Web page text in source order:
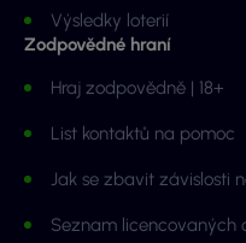
Výsledky loterií
Zodpovědné hraní
Hraj zodpovědně | 18+
List kontaktů na pomoc
Jak se zbavit závislosti
Seznam licencovaných